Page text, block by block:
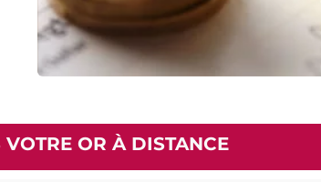
OR À DISTANCE